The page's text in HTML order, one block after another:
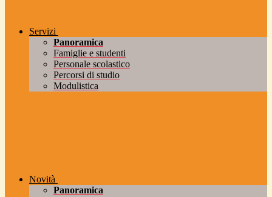
Servizi
Panoramica
Famiglie e studenti
Personale scolastico
Percorsi di studio
Modulistica
Novità
Panoramica